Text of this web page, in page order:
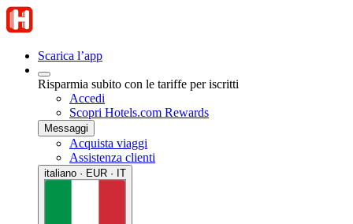
Scarica l’app
Risparmia subito con le tariffe per iscritti
Accedi
Scopri Hotels.com Rewards
Messaggi
Acquista viaggi
Assistenza clienti
italiano · EUR · IT